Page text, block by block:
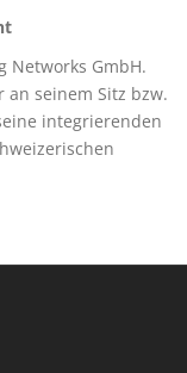
Networks GmbH.
seinem Sitz bzw.
integrierenden